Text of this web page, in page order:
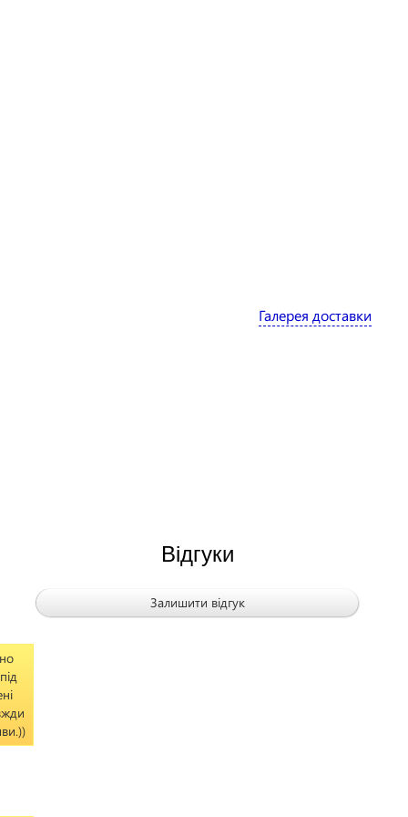
Галерея доставки
Відгуки
Залишити відгук